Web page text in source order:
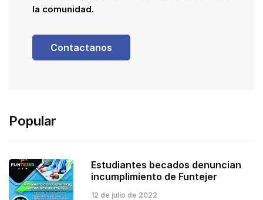
la comunidad.
Contactanos
Popular
Estudiantes becados denuncian
incumplimiento de Funtejer
12 de julio de 2022